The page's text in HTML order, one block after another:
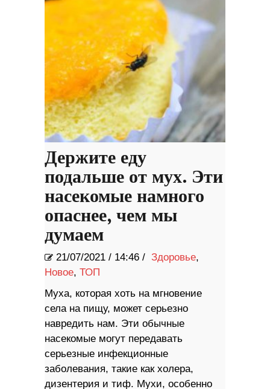
Держите еду
подальше от мух. Эти
насекомые намного
опаснее, чем мы
думаем
21/07/2021 / 14:46 / Здоровье,
Новое, ТОП
Муха, которая хоть на мгновение
села на пищу, может серьезно
навредить нам. Эти обычные
насекомые могут передавать
серьезные инфекционные
заболевания, такие как холера,
дизентерия и тиф. Мухи, особенно